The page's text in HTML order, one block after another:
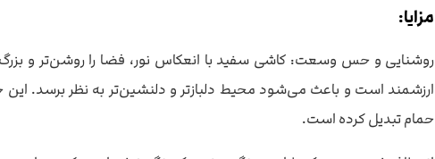
مزایا:
روشنایی و حس وسعت: کاشی سفید با انعکاس نور، فضا را روشن‌تر و
ارزشمند است و باعث می‌شود محیط دلبازتر و دلنشین‌تر به نظر برسد. این
حمام تبدیل کرده است.